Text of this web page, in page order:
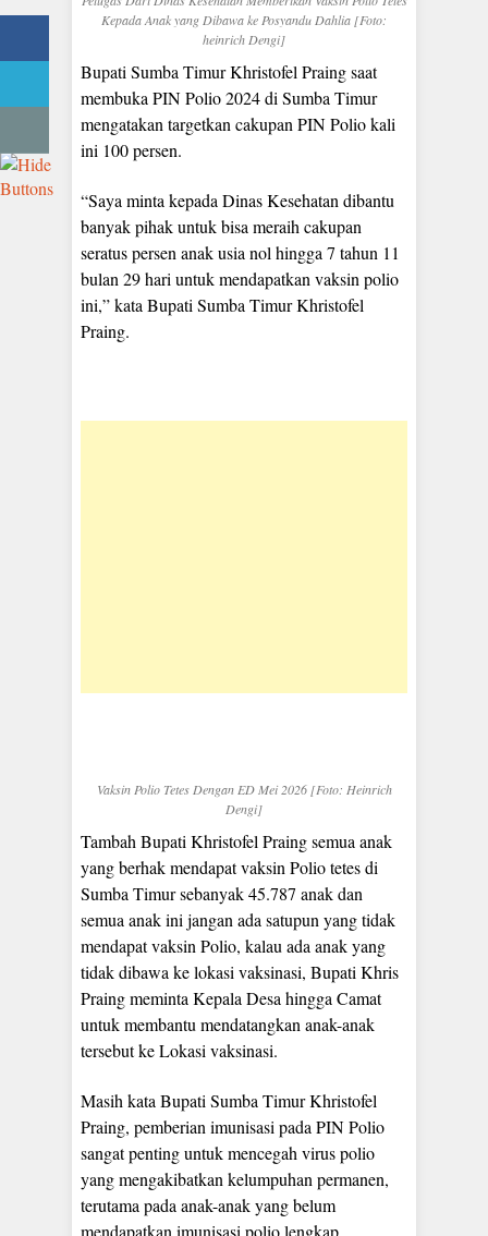
Kepada Anak yang Dibawa ke Posyandu Dahlia [Foto:
heinrich Dengi]
Bupati Sumba Timur Khristofel Praing saat
membuka PIN Polio 2024 di Sumba Timur
mengatakan targetkan cakupan PIN Polio kali
ini 100 persen.
“Saya minta kepada Dinas Kesehatan dibantu
banyak pihak untuk bisa meraih cakupan
seratus persen anak usia nol hingga 7 tahun 11
bulan 29 hari untuk mendapatkan vaksin polio
ini,” kata Bupati Sumba Timur Khristofel
Praing.
Vaksin Polio Tetes Dengan ED Mei 2026 [Foto: Heinrich
Dengi]
Tambah Bupati Khristofel Praing semua anak
yang berhak mendapat vaksin Polio tetes di
Sumba Timur sebanyak 45.787 anak dan
semua anak ini jangan ada satupun yang tidak
mendapat vaksin Polio, kalau ada anak yang
tidak dibawa ke lokasi vaksinasi, Bupati Khris
Praing meminta Kepala Desa hingga Camat
untuk membantu mendatangkan anak-anak
tersebut ke Lokasi vaksinasi.
Masih kata Bupati Sumba Timur Khristofel
Praing, pemberian imunisasi pada PIN Polio
sangat penting untuk mencegah virus polio
yang mengakibatkan kelumpuhan permanen,
terutama pada anak-anak yang belum
mendapatkan imunisasi polio lengkap.